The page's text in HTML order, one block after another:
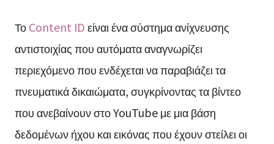
ΤοContent IDείναι ένα σύστημα ανίχνευσης
αντιστοιχίας που αυτόματα αναγνωρίζει
περιεχόμενο που ενδέχεται να παραβιάζει τα
πνευματικά δικαιώματα, συγκρίνοντας τα βίντεο
που ανεβαίνουν στο YouTube με μια βάση
δεδομένων ήχου και εικόνας που έχουν στείλει οι